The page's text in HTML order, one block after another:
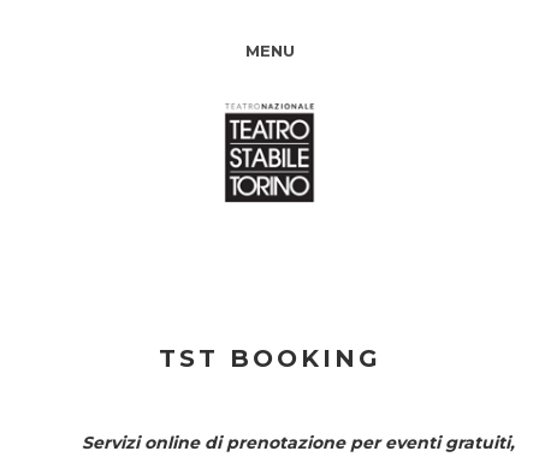
MENU
TST BOOKING
Servizi online di prenotazione per eventi gratuiti,